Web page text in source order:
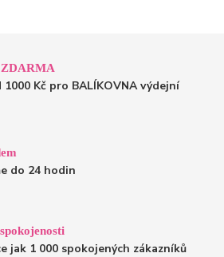
Kč pro BALÍKOVNA výdejní
do 24 hodin
jak 1 000 spokojených zákazníků